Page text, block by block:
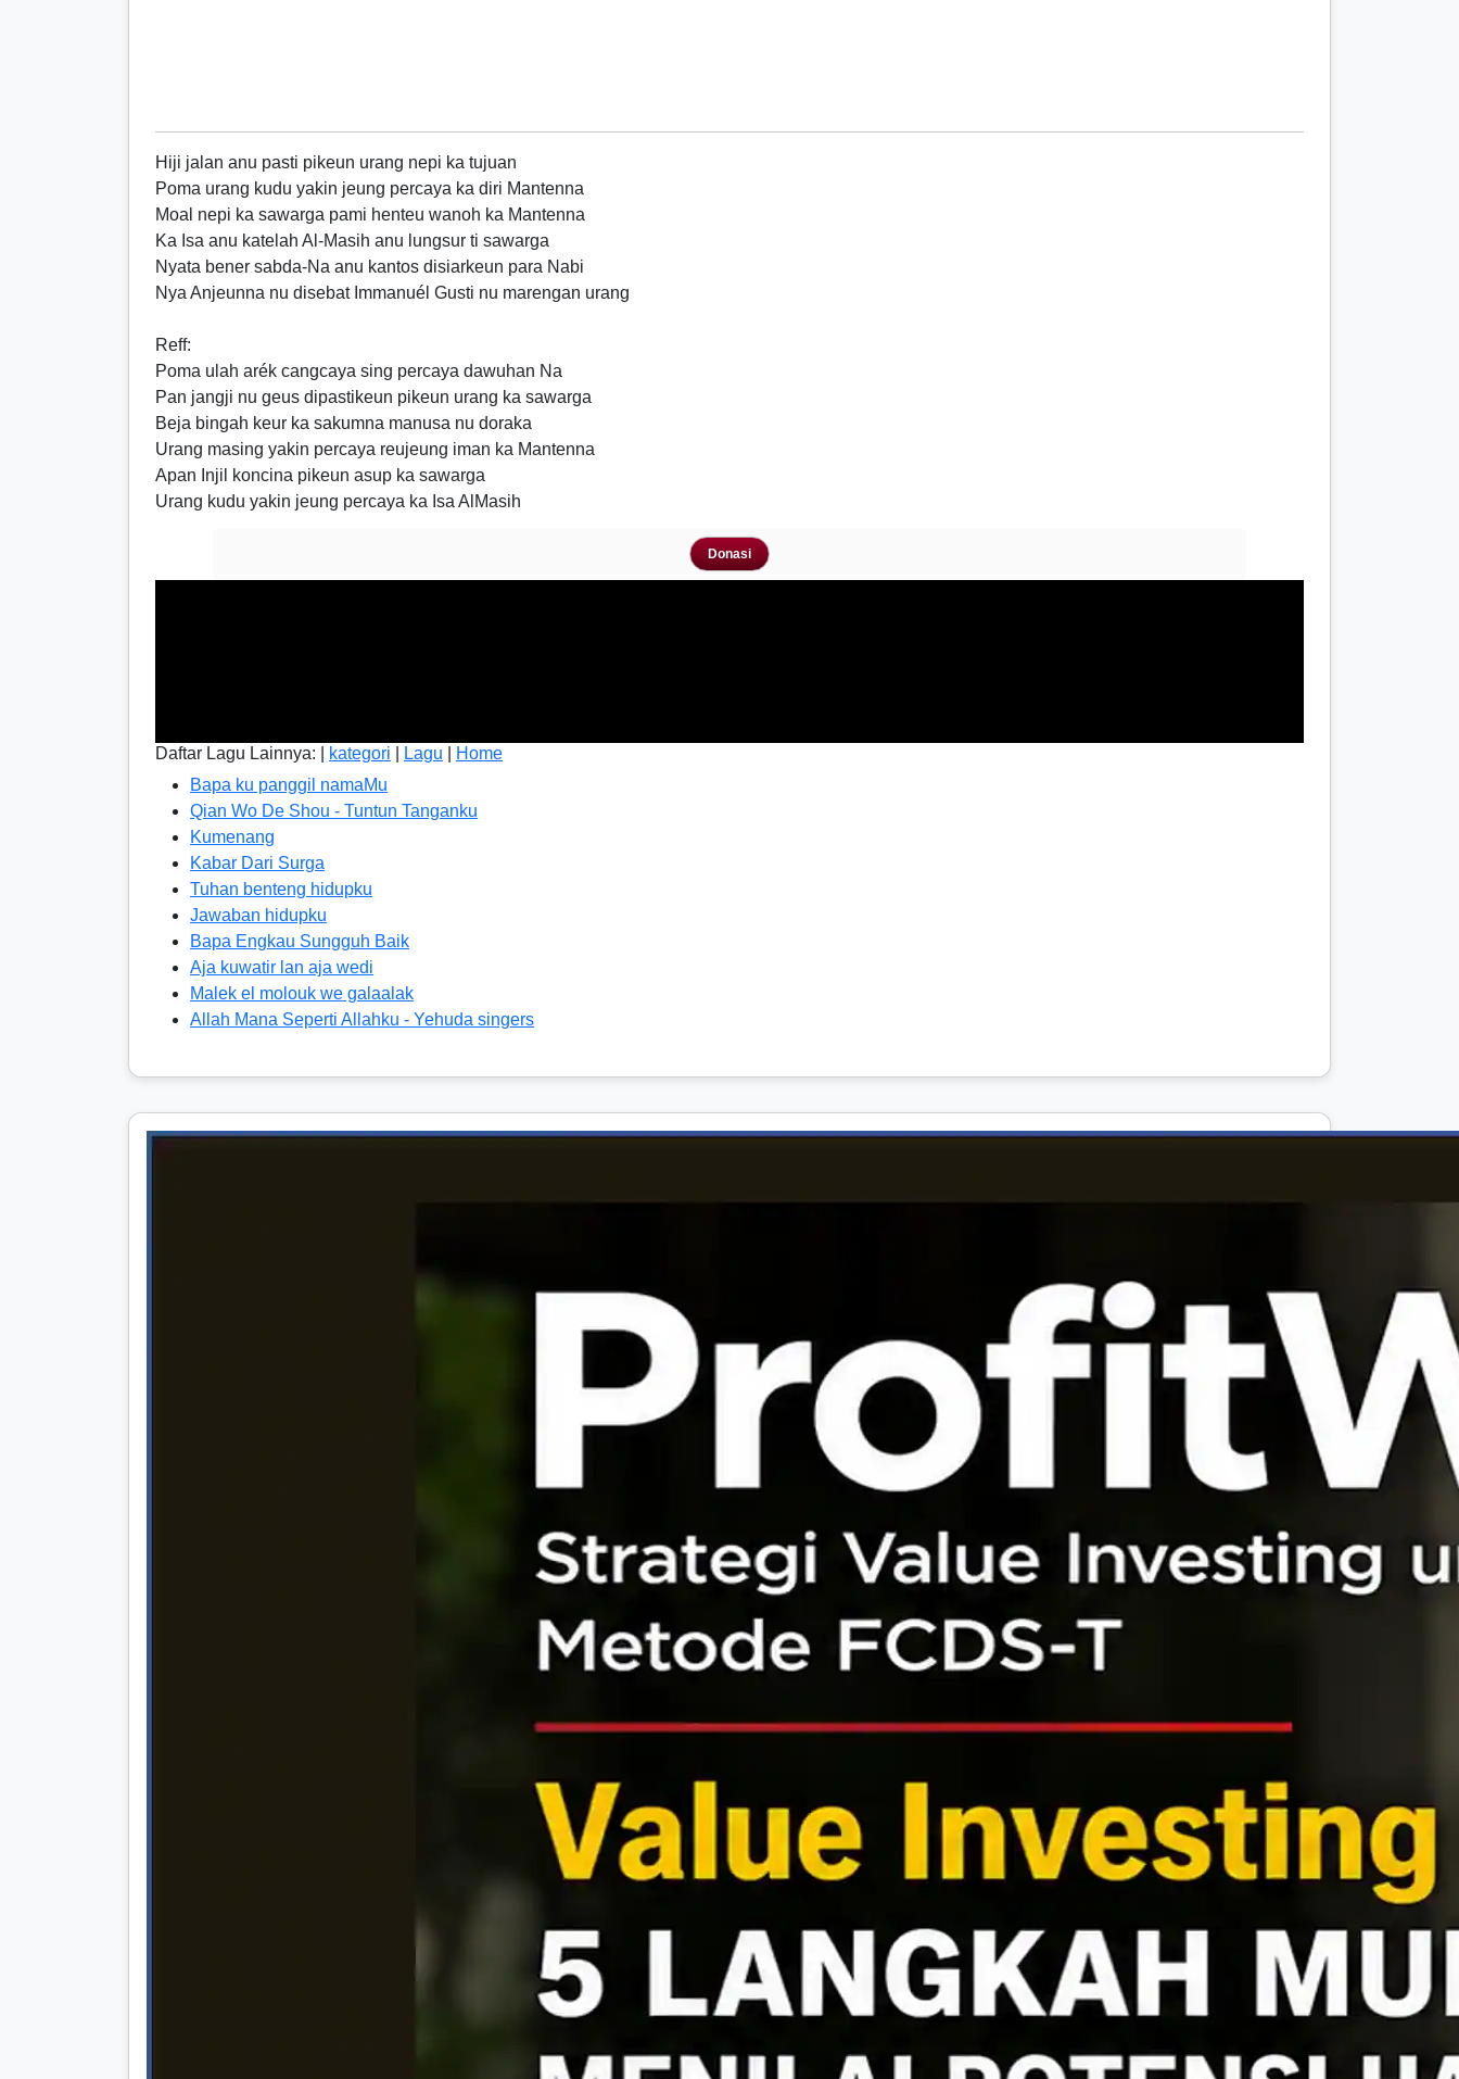
Hiji jalan anu pasti pikeun urang nepi ka tujuan
Poma urang kudu yakin jeung percaya ka diri Mantenna
Moal nepi ka sawarga pami henteu wanoh ka Mantenna
Ka Isa anu katelah Al-Masih anu lungsur ti sawarga
Nyata bener sabda-Na anu kantos disiarkeun para Nabi
Nya Anjeunna nu disebat Immanuél Gusti nu marengan urang
Reff:
Poma ulah arék cangcaya sing percaya dawuhan Na
Pan jangji nu geus dipastikeun pikeun urang ka sawarga
Beja bingah keur ka sakumna manusa nu doraka
Urang masing yakin percaya reujeung iman ka Mantenna
Apan Injil koncina pikeun asup ka sawarga
Urang kudu yakin jeung percaya ka Isa AlMasih
Donasi
Daftar Lagu Lainnya: | kategori Lagu
Home
Bapa ku panggil namaMu
Qian Wo De Shou - Tuntun Tanganku
Kumenang
Kabar Dari Surga
Tuhan benteng hidupku
Jawaban hidupku
Bapa Engkau Sungguh Baik
Aja kuwatir lan aja wedi
Malek el molouk we galaalak
Allah Mana Seperti Allahku - Yehuda singers